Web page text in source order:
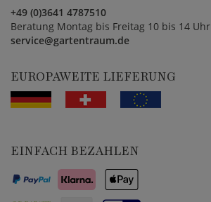
+49 (0)3641 4787510
Beratung Montag bis Freitag 10 bis 14 Uhr
service@gartentraum.de
EUROPAWEITE LIEFERUNG
EINFACH BEZAHLEN